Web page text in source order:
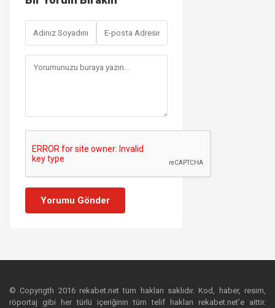
Yorumu Gönder
© Copyrigth 2016 rekabet.net tüm hakları saklıdır. Kod, haber, resim,
röportaj gibi her türlü içeriğinin tüm telif hakları rekabet.net’e aittir.